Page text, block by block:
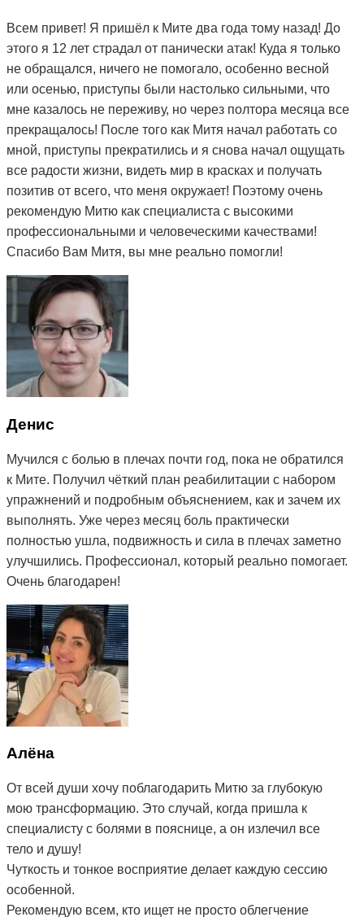
Всем привет! Я пришёл к Мите два года тому назад! До
этого я 12 лет страдал от панически атак! Куда я только
не обращался, ничего не помогало, особенно весной
или осенью, приступы были настолько сильными, что
мне казалось не переживу, но через полтора месяца все
прекращалось! После того как Митя начал работать со
мной, приступы прекратились и я снова начал ощущать
все радости жизни, видеть мир в красках и получать
позитив от всего, что меня окружает! Поэтому очень
рекомендую Митю как специалиста с высокими
профессиональными и человеческими качествами!
Спасибо Вам Митя, вы мне реально помогли!
Денис
Мучился с болью в плечах почти год, пока не обратился
к Мите. Получил чёткий план реабилитации с набором
упражнений и подробным объяснением, как и зачем их
выполнять. Уже через месяц боль практически
полностью ушла, подвижность и сила в плечах заметно
улучшились. Профессионал, который реально помогает.
Очень благодарен!
Алёна
От всей души хочу поблагодарить Митю за глубокую
мою трансформацию. Это случай, когда пришла к
специалисту с болями в пояснице, а он излечил все
тело и душу!
Чуткость и тонкое восприятие делает каждую сессию
особенной.
Рекомендую всем, кто ищет не просто облегчение